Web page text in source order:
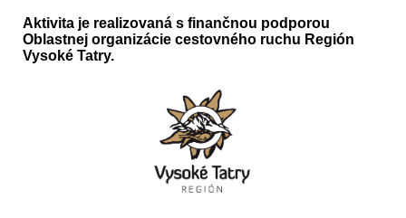
Aktivita je realizovaná s finančnou podporou
Oblastnej organizácie cestovného ruchu Región
Vysoké Tatry.